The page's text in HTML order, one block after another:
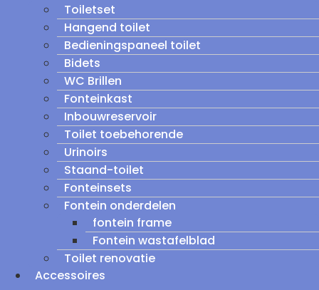
Toiletset
Hangend toilet
Bedieningspaneel toilet
Bidets
WC Brillen
Fonteinkast
Inbouwreservoir
Toilet toebehorende
Urinoirs
Staand-toilet
Fonteinsets
Fontein onderdelen
fontein frame
Fontein wastafelblad
Toilet renovatie
Accessoires